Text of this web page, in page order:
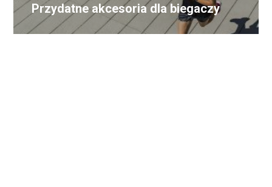
Przydatne akcesoria dla biegaczy